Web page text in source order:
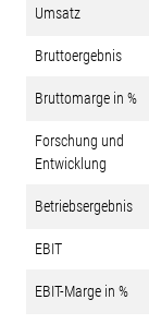
Umsatz
Bruttoergebnis
Bruttomarge in %
Forschung und
Entwicklung
Betriebsergebnis
EBIT
EBIT-Marge in %